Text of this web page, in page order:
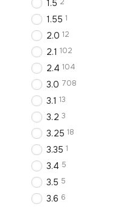
1.5
1.55 1
2.0 12
2.1 102
2.4 104
3.0 708
3.1 13
3.2 3
3.25 18
3.35 1
3.4 5
3.5 5
3.6 6